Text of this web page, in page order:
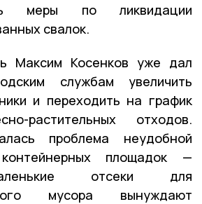
меры по ликвидации
свалок.
Максим Косенков уже дал
службам увеличить
и переходить на график
растительных отходов.
проблема неудобной
площадок —
отсеки для
мусора вынуждают